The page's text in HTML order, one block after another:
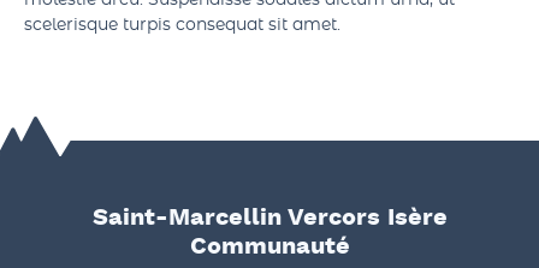
orci quis metus convallis interdum. Fusce sit amet
molestie arcu. Suspendisse sodales dictum urna, ut
Saint-Marcellin Vercors Isère